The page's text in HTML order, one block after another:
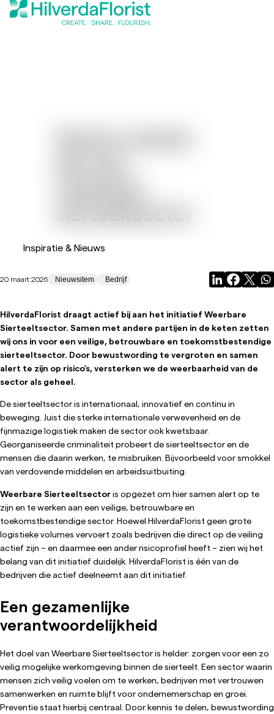
Inspiratie & Nieuws
20 maart 2026 Nieuwsitem Bedrijf
HilverdaFlorist draagt actief bij aan het initiatief Weerbare
Sierteeltsector. Samen met andere partijen in de keten zetten
wij ons in voor een veilige, betrouwbare en toekomstbestendige
sierteeltsector. Door bewustwording te vergroten en samen
alert te zijn op risico’s, versterken we de weerbaarheid van de
sector als geheel.
De sierteeltsector is internationaal, innovatief en continu in
beweging. Juist die sterke internationale verwevenheid en de
fijnmazige logistiek maken de sector ook kwetsbaar.
Georganiseerde criminaliteit probeert de sierteeltsector en de
mensen die daarin werken, te misbruiken. Bijvoorbeeld voor smokkel
van verdovende middelen en arbeidsuitbuiting.
Weerbare Sierteeltsectoris opgezet om hier samen alert op te
zijn en te werken aan een veilige, betrouwbare en
toekomstbestendige sector. Hoewel HilverdaFlorist geen grote
logistieke volumes vervoert zoals bedrijven die direct op de veiling
actief zijn – en daarmee een ander risicoprofiel heeft – zien wij het
belang van dit initiatief duidelijk. HilverdaFlorist is één van de
bedrijven die actief deelneemt aan dit initiatief.
Een gezamenlijke
verantwoordelijkheid
Het doel van Weerbare Sierteeltsector is helder: zorgen voor een zo
veilig mogelijke werkomgeving binnen de sierteelt. Een sector waarin
mensen zich veilig voelen om te werken, bedrijven met vertrouwen
samenwerken en ruimte blijft voor ondernemerschap en groei.
Preventie staat hierbij centraal. Door kennis te delen, bewustwording